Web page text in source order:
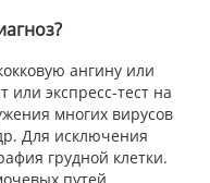
ангину или
или экспресс-тест на
многих вирусов
Для исключения
грудной клетки.